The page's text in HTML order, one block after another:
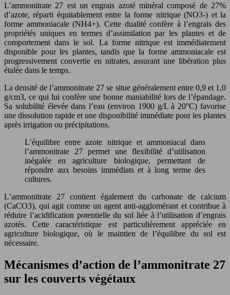
L’ammonitrate 27 est un engrais azoté minéral composé de 27%
d’azote, réparti équitablement entre la forme nitrique (NO3-) et la
forme ammoniacale (NH4+). Cette dualité confère à l’engrais des
propriétés uniques en termes d’assimilation par les plantes et de
comportement dans le sol. La forme nitrique est immédiatement
disponible pour les plantes, tandis que la forme ammoniacale est
progressivement convertie en nitrates, assurant une libération plus
étalée dans le temps.
La densité de l’ammonitrate 27 se situe généralement entre 0,9 et 1,0
g/cm3, ce qui lui confère une bonne maniabilité lors de l’épandage.
Sa solubilité élevée dans l’eau (environ 1900 g/L à 20°C) favorise
une dissolution rapide et une disponibilité immédiate pour les plantes
après irrigation ou précipitations.
L’équilibre entre azote nitrique et ammoniacal dans
l’ammonitrate 27 permet une flexibilité d’utilisation
inégalée en agriculture biologique, permettant de
répondre aux besoins immédiats et à long terme des
cultures.
L’ammonitrate 27 contient également du carbonate de calcium
(CaCO3), qui agit comme un agent anti-agglomérant et contribue à
réduire l’acidification potentielle du sol liée à l’utilisation d’engrais
azotés. Cette caractéristique est particulièrement appréciée en
agriculture biologique, où le maintien de l’équilibre du sol est
nécessaire.
Mécanismes d’action de l’ammonitrate 27
sur les couverts végétaux